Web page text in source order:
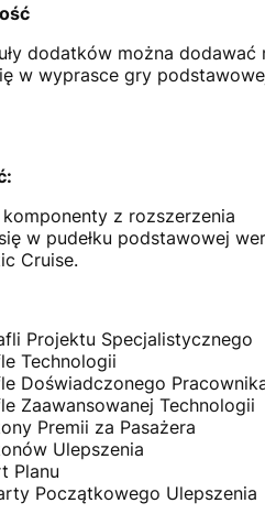
dodatków można
w wyprasce gry
z rozszerzenia
w pudełku podstawowej
Cruise.
Projektu Specjalistycznego
Technologii
Doświadczonego
Zaawansowanej Technologii
Premii za Pasażera
Ulepszenia
Planu
Początkowego Ulepszenia